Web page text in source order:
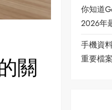
關
你知道
2026年
手機資
重要檔案